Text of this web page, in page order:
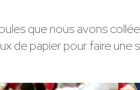
que nous avons
de papier pour faire une